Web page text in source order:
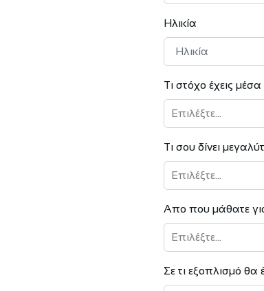
Ηλικία
Τι στόχο έχεις
Επιλέξτε...
Τι σου δίνει
Επιλέξτε...
Απο που μάθατε
Επιλέξτε...
Σε τι εξοπλισμό θα